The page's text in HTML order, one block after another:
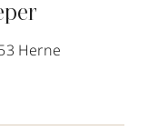
Herne